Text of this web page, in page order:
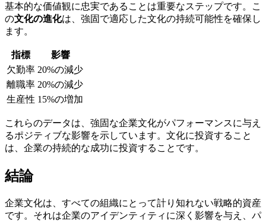
基本的な価値観に忠実であることは重要なステップです。こ
の文化の進化は、強固で適応した文化の持続可能性を確保し
ます。
指標
影響
欠勤率 20%の減少
離職率 20%の減少
生産性 15%の増加
これらのデータは、強固な企業文化がパフォーマンスに与え
るポジティブな影響を示しています。文化に投資すること
は、企業の持続的な成功に投資することです。
結論
企業文化は、すべての組織にとって計り知れない戦略的資産
です。それは企業のアイデンティティに深く影響を与え、パ